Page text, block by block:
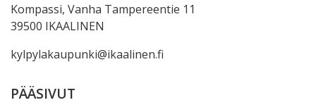
Kompassi, Vanha Tampereentie 11
39500 IKAALINEN
kylpylakaupunki@ikaalinen.fi
PÄÄSIVUT